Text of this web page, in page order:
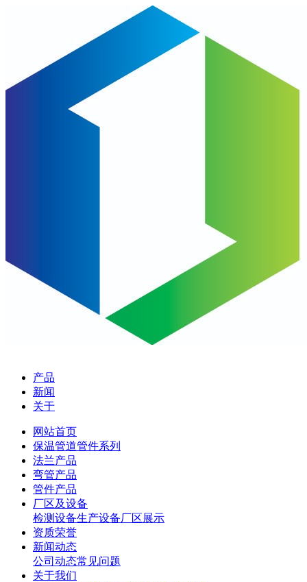
产品
新闻
关于
网站首页
保温管道管件系列
法兰产品
弯管产品
管件产品
厂区及设备
检测设备生产设备厂区展示
资质荣誉
新闻动态
公司动态常见问题
关于我们